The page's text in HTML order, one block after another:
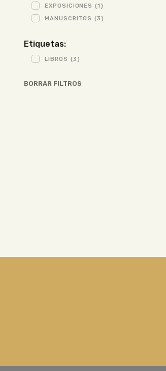
EXPOSICIONES (1)
MANUSCRITOS (3)
Etiquetas:
LIBROS (3)
BORRAR FILTROS